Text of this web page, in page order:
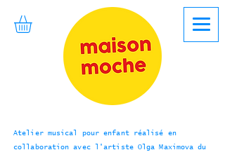
Atelier musical pour enfant réalisé en
collaboration avec l'artiste Olga Maximova du